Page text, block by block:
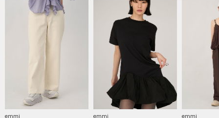
emmi emmi emmi